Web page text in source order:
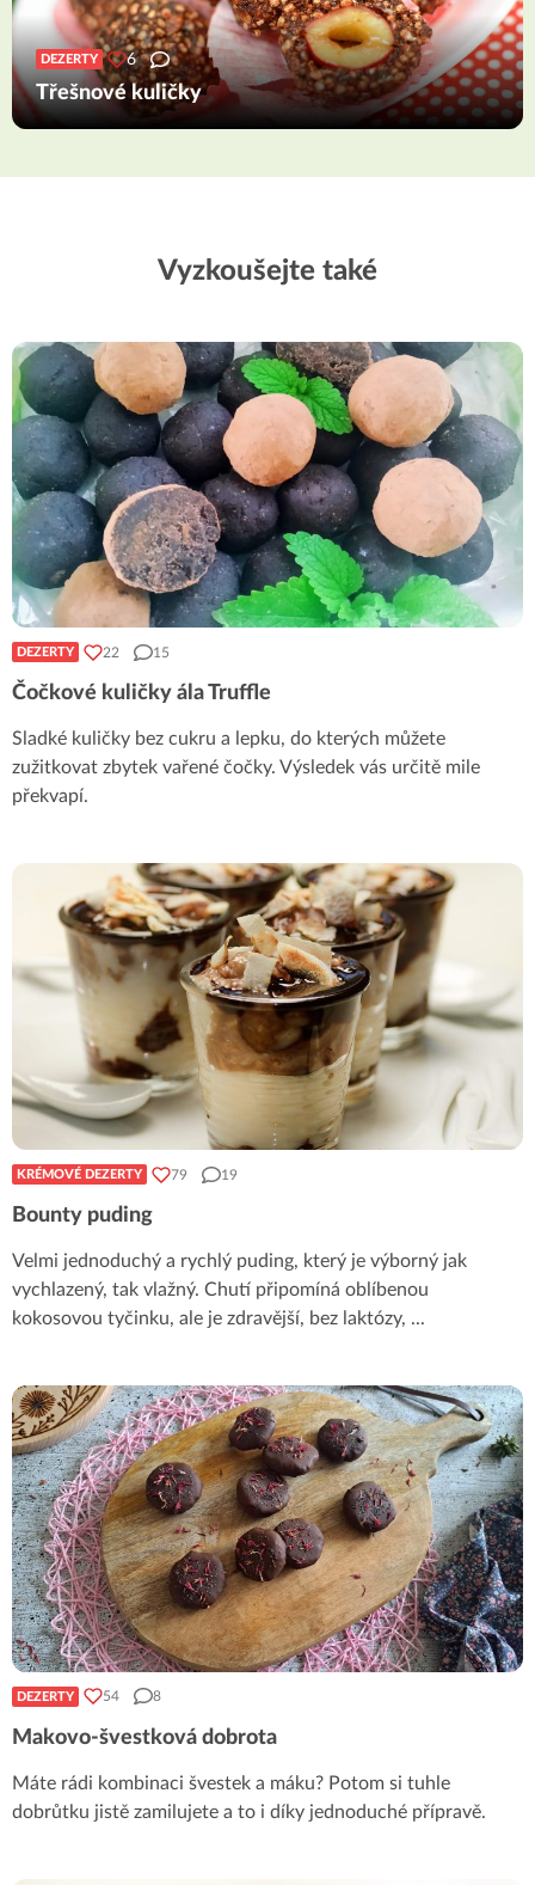
DEZERTY 6
Třešnové kuličky
Vyzkoušejte také
DEZERTY 22 15
Čočkové kuličky ála Truffle
Sladké kuličky bez cukru a lepku, do kterých můžete
zužitkovat zbytek vařené čočky. Výsledek vás určitě mile
překvapí.
KRÉMOVÉ DEZERTY 79 19
Bounty puding
Velmi jednoduchý a rychlý puding, který je výborný jak
vychlazený, tak vlažný. Chutí připomíná oblíbenou
kokosovou tyčinku, ale je zdravější, bez laktózy, ...
DEZERTY 54 8
Makovo-švestková dobrota
Máte rádi kombinaci švestek a máku? Potom si tuhle
dobrůtku jistě zamilujete a to i díky jednoduché přípravě.